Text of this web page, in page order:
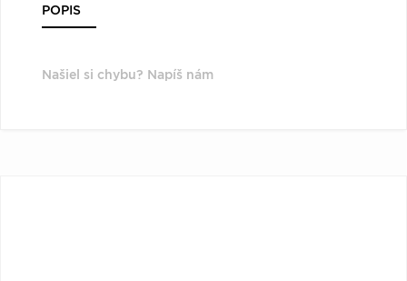
POPIS
Našiel si chybu? Napíš nám